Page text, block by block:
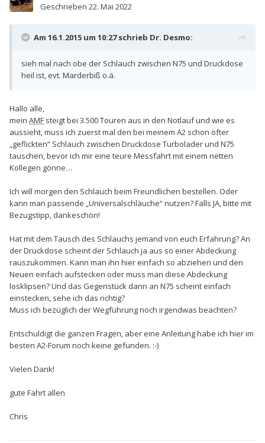
Geschrieben 22. Mai 2022
Am 16.1.2015 um 10:27 schrieb Dr. Desmo:
sieh mal nach obe der Schlauch zwischen N75 und Druckdose
heil ist, evt. Marderbiß o.ä.
Hallo alle,
mein AMF steigt bei 3.500 Touren aus in den Notlauf und wie es
aussieht, muss ich zuerst mal den bei meinem A2 schon öfter
„geflickten“ Schlauch zwischen Druckdose Turbolader und N75
tauschen, bevor ich mir eine teure Messfahrt mit einem netten
Kollegen gönne…
Ich will morgen den Schlauch beim Freundlichen bestellen. Oder
kann man passende „Universalschläuche“ nutzen? Falls JA, bitte mit
Bezugstipp, dankeschön!
Hat mit dem Tausch des Schlauchs jemand von euch Erfahrung? An
der Druckdose scheint der Schlauch ja aus so einer Abdeckung
rauszukommen. Kann man ihn hier einfach so abziehen und den
Neuen einfach aufstecken oder muss man diese Abdeckung
losklipsen? Und das Gegenstück dann an N75 scheint einfach
einstecken, sehe ich das richtig?
Muss ich bezüglich der Wegführung noch irgendwas beachten?
Entschuldigt die ganzen Fragen, aber eine Anleitung habe ich hier im
besten A2-Forum noch keine gefunden. :-)
Vielen Dank!
gute Fahrt allen
Chris